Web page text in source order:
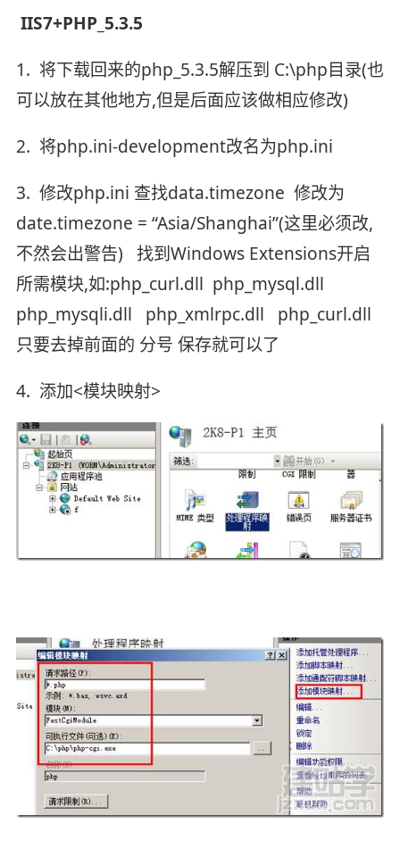
IIS7+PHP_5.3.5
1. 将下载回来的php_5.3.5解压到 C:\php目录(也
可以放在其他地方,但是后面应该做相应修改)
2. 将php.ini-development改名为php.ini
3. 修改php.ini 查找data.timezone 修改为
date.timezone = “Asia/Shanghai”(这里必须改,
不然会出警告) 找到Windows Extensions开启
所需模块,如:php_curl.dll php_mysql.dll
php_mysqli.dll php_xmlrpc.dll php_curl.dll
只要去掉前面的 分号 保存就可以了
4. 添加<模块映射>